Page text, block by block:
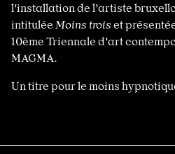
l'installation de l'artiste
intitulée Moins trois et
10ème Triennale d'art
MAGMA.
Un titre pour le moins